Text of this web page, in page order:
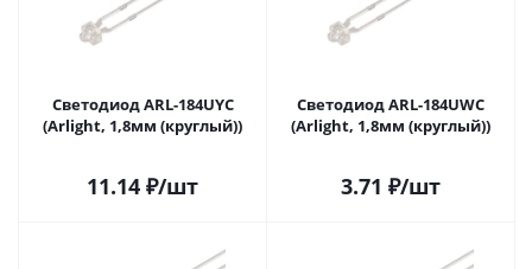
Светодиод ARL-184UYC
(Arlight, 1,8мм (круглый))
11.14 ₽/шт
Светодиод ARL-184UWC
(Arlight, 1,8мм (круглый))
3.71 ₽/шт